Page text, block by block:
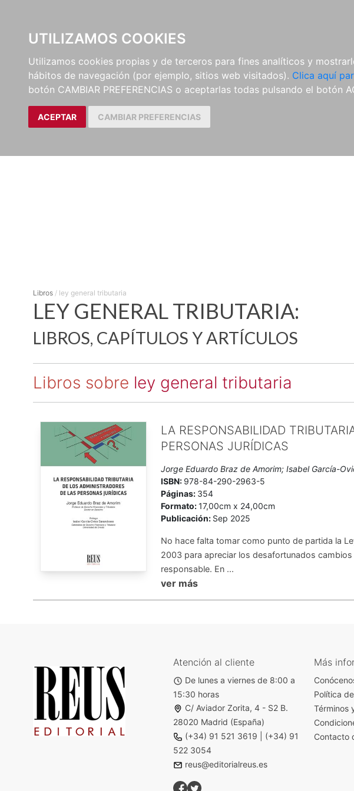
UTILIZAMOS COOKIES
Utilizamos cookies propias y de terceros para fines analíticos y
hábitos de navegación (por ejemplo, sitios web visitados). Clica aquí
botón CAMBIAR PREFERENCIAS o aceptarlas todas pulsando el botón
ACEPTAR CAMBIAR PREFERENCIAS
EDITORIAL E-
Libros
Libros / ley general tributaria
LEY GENERAL TRIBUTARIA:
LIBROS, CAPÍTULOS Y ARTÍCULOS
Libros sobre ley general tributaria
LA RESPONSABILIDAD
PERSONAS JURÍDICAS
Jorge Eduardo Braz de Amorim; Isabel García-
ISBN: 978-84-290-2963-5
Páginas: 354
Formato:17,00cm x 24,00cm
Publicación: Sep 2025
No hace falta tomar como punto de partida la
2003 para apreciar los desafortunados
responsable. En ...
ver más
Atención al cliente
De lunes a viernes de 8:00 a
15:30 horas
C/ Aviador Zorita, 4 - S2 B.
28020 Madrid (España)
(+34) 91 521 3619
(+34) 91
522 3054
reus@editorialreus.es
Más
Política
Términos
Contacto